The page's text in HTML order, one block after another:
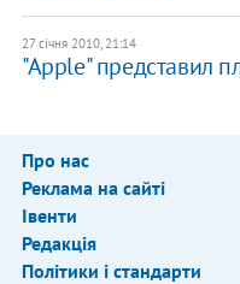
27 січня 2010, 21:14
"Apple" представил
Про нас
Реклама на сайті
Івенти
Редакція
Політики і стандарти